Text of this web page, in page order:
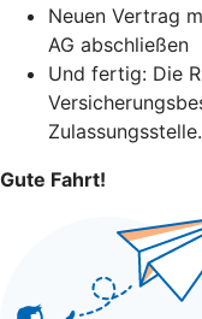
Neuen Vertrag
AG abschließen
Und fertig: Die
Zulassungsstelle.
Gute Fahrt!